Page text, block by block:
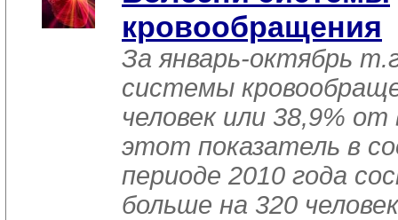
кровообращения
За январь-октябрь
системы
человек или 38,9%
этот показатель в
периоде 2010 года
больше на 320